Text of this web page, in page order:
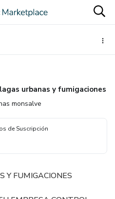
urbanas y fumigaciones
monsalve
de Suscripción
Y FUMIGACIONES